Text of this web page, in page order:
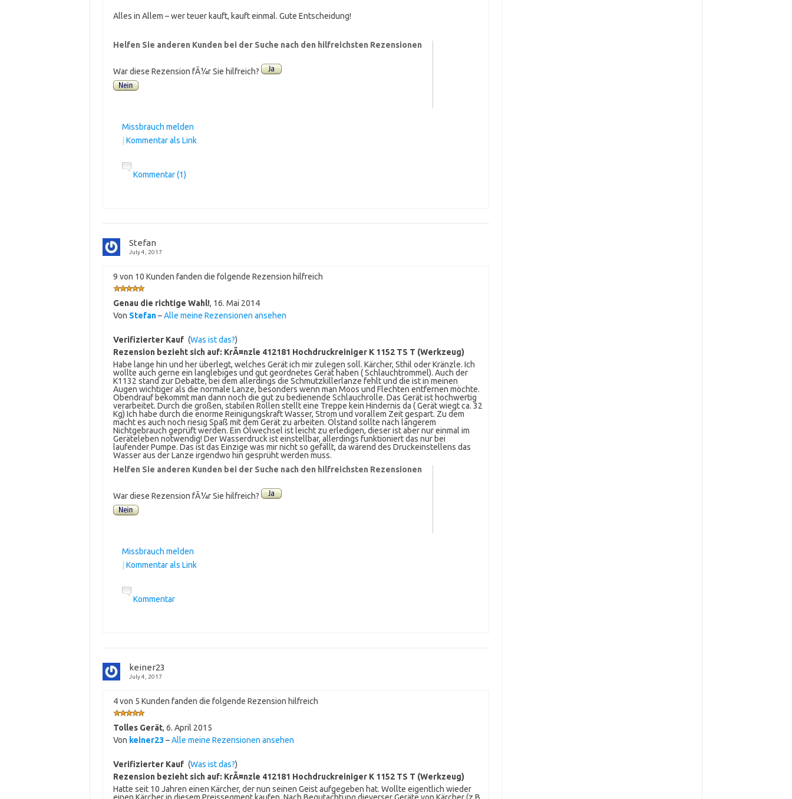
Alles in Allem – wer teuer kauft, kauft einmal. Gute Entscheidung!
Helfen Sie anderen Kunden bei der Suche nach den hilfreichsten Rezensionen
War diese Rezension fÃ¼r Sie hilfreich?
Missbrauch melden
Kommentar als Link
Kommentar (1)
Stefan
July 4, 2017
9 von 10 Kunden fanden die folgende Rezension hilfreich
Genau die richtige Wahl!, 16. Mai 2014
Von Stefan–Alle meine Rezensionen ansehen
Verifizierter Kauf (Was ist das?)
Rezension bezieht sich auf: KrÃ¤nzle 412181 Hochdruckreiniger K 1152 TS T (Werkzeug)
Habe lange hin und her überlegt, welches Gerät ich mir zulegen soll. Kärcher, Sthil oder Kränzle. Ich
wollte auch gerne ein langlebiges und gut geordnetes Gerät haben ( Schlauchtrommel). Auch der
K1132 stand zur Debatte, bei dem allerdings die Schmutzkillerlanze fehlt und die ist in meinen
Augen wichtiger als die normale Lanze, besonders wenn man Moos und Flechten entfernen möchte.
Obendrauf bekommt man dann noch die gut zu bedienende Schlauchrolle. Das Gerät ist hochwertig
verarbeitet. Durch die großen, stabilen Rollen stellt eine Treppe kein Hindernis da ( Gerät wiegt ca. 32
Kg) Ich habe durch die enorme Reinigungskraft Wasser, Strom und vorallem Zeit gespart. Zu dem
macht es auch noch riesig Spaß mit dem Gerät zu arbeiten. Ölstand sollte nach längerem
Nichtgebrauch geprüft werden. Ein Ölwechsel ist leicht zu erledigen, dieser ist aber nur einmal im
Geräteleben notwendig! Der Wasserdruck ist einstellbar, allerdings funktioniert das nur bei
laufender Pumpe. Das ist das Einzige was mir nicht so gefällt, da wärend des Druckeinstellens das
Wasser aus der Lanze irgendwo hin gesprüht werden muss.
Helfen Sie anderen Kunden bei der Suche nach den hilfreichsten Rezensionen
War diese Rezension fÃ¼r Sie hilfreich?
Missbrauch melden
Kommentar als Link
Kommentar
keiner23
July 4, 2017
4 von 5 Kunden fanden die folgende Rezension hilfreich
Tolles Gerät, 6. April 2015
Von keiner23 –Alle meine Rezensionen ansehen
Verifizierter Kauf (Was ist das?)
Rezension bezieht sich auf: KrÃ¤nzle 412181 Hochdruckreiniger K 1152 TS T (Werkzeug)
Hatte seit 10 Jahren einen Kärcher, der nun seinen Geist aufgegeben hat. Wollte eigentlich wieder